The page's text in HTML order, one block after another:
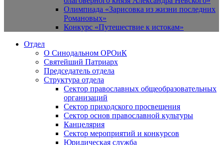
Олимпиада «Зарисовка из жизни последних
Романовых»
Конкурс «Путешествие к истокам»
Отдел
О Синодальном ОРОиК
Святейший Патриарх
Председатель отдела
Структура отдела
Сектор православных общеобразовательных
организаций
Сектор приходского просвещения
Сектор основ православной культуры
Канцелярия
Сектор мероприятий и конкурсов
Юридическая служба